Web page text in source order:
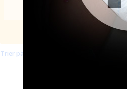
Trier par mise à jour